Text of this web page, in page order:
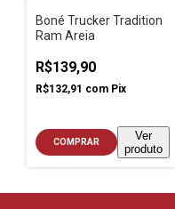
Boné Trucker Tradition
Ram Areia
R$139,90
R$132,91 com Pix
COMPRAR
Ver
produto